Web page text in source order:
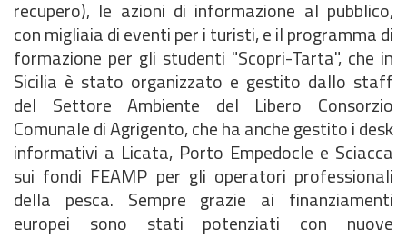
recupero), le azioni di informazione al pubblico,
con migliaia di eventi per i turisti, e il programma di
formazione per gli studenti "Scopri-Tarta", che in
Sicilia è stato organizzato e gestito dallo staff
del Settore Ambiente del Libero Consorzio
Comunale di Agrigento, che ha anche gestito i desk
informativi a Licata, Porto Empedocle e Sciacca
sui fondi FEAMP per gli operatori professionali
della pesca. Sempre grazie ai finanziamenti
europei sono stati potenziati con nuove